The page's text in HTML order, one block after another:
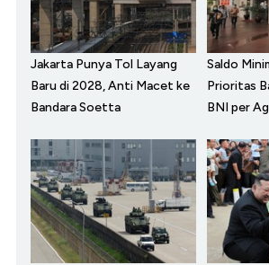
Jakarta Punya Tol Layang
Baru di 2028, Anti Macet ke
Bandara Soetta
Saldo
Prioritas
BNI per